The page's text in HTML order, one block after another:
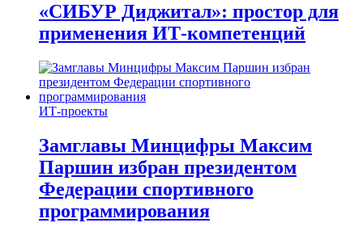
«СИБУР Диджитал»: простор для
применения ИТ-компетенций
ИТ-проекты
Замглавы Минцифры Максим
Паршин избран президентом
Федерации спортивного
программирования